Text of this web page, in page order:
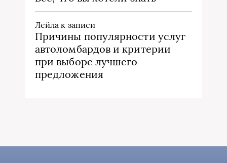
Лейла к записи
Причины популярности услуг
автоломбардов и критерии
при выборе лучшего
предложения